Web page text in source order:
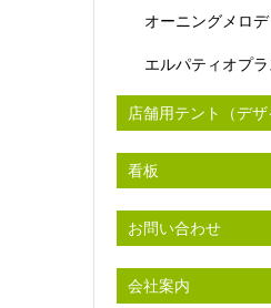
オーニングメロ
エルパティオプラ
店舗用テント（デザ
看板
お問い合わせ
会社案内